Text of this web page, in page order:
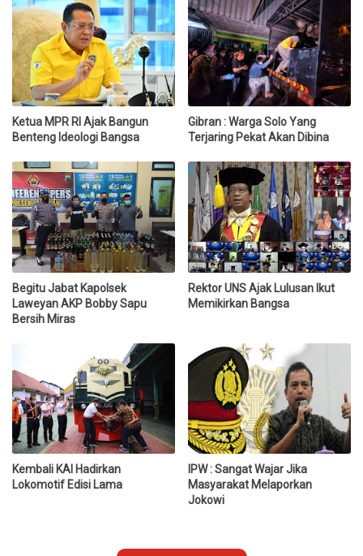
Ketua MPR RI Ajak Bangun
Benteng Ideologi Bangsa
Gibran : Warga Solo Yang
Terjaring Pekat Akan Dibina
Begitu Jabat Kapolsek
Laweyan AKP Bobby Sapu
Bersih Miras
Rektor UNS Ajak Lulusan Ikut
Memikirkan Bangsa
Kembali KAI Hadirkan
Lokomotif Edisi Lama
IPW : Sangat Wajar Jika
Masyarakat Melaporkan
Jokowi